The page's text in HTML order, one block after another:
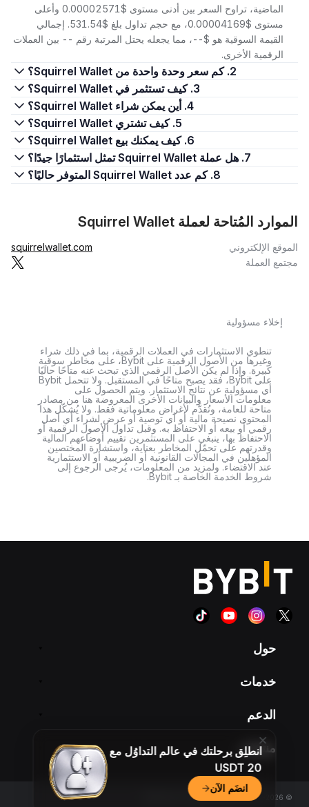
الماضية، تراوح السعر بين أدنى مستوى $0.00002571 وأعلى
مستوى $0.00004169، مع حجم تداول بلغ $531.54. إجمالي
القيمة السوقية هو $--، مما يجعله يحتل المرتبة رقم -- بين العملات
الرقمية الأخرى.
2. كم سعر وحدة واحدة من Squirrel Wallet؟
3. كيف تستثمر في Squirrel Wallet؟
4. أين يمكن شراء Squirrel Wallet؟
5. كيف تشتري Squirrel Wallet؟
6. كيف يمكنك بيع Squirrel Wallet؟
7. هل عملة Squirrel Wallet تمثل استثمارًا جيدًا؟
8. كم عدد Squirrel Wallet المتوفر حاليًا؟
الموارد المُتاحة لعملة Squirrel Wallet
الموقع الإلكتروني
squirrelwallet.com
مجتمع العملة
إخلاء مسؤولية
تنطوي الاستثمارات في العملات الرقمية، بما في ذلك شراء
وغيرها من الأصول الرقمية على Bybit، على مخاطر سوقية
كبيرة. وإذا لم يكن الأصل الرقمي الذي تبحث عنه متاحًا حاليًا
على Bybit، فقد يصبح متاحًا في المستقبل. ولا تتحمل Bybit
أي مسؤولية عن نتائج الاستثمار. ويتم الحصول على
معلومات الأسعار والبيانات الأخرى المعروضة هنا من مصادر
متاحة للعامة، وتُقدَّم لأغراض معلوماتية فقط. ولا يُشكّل هذا
المحتوى نصيحة مالية أو أي توصية أو عرض لشراء أي أصل
رقمي أو بيعه أو الاحتفاظ به. وقبل تداول الأصول الرقمية أو
الاحتفاظ بها، ينبغي على المستثمرين تقييم أوضاعهم المالية
وقدرتهم على تحمّل المخاطر بعناية، واستشارة المختصين
المؤهلين في المجالات القانونية أو الضريبية أو الاستثمارية
عند الاقتضاء. ولمزيد من المعلومات، يُرجى الرجوع إلى
شروط الخدمة الخاصة بـ Bybit.
حول
خدمات
الدعم
منتجات
© 2018-2026 Bybit.com. All rights reserved.
انطلِق برحلتك في عالم التداوُل مع
20 USDT
انضَم الآن